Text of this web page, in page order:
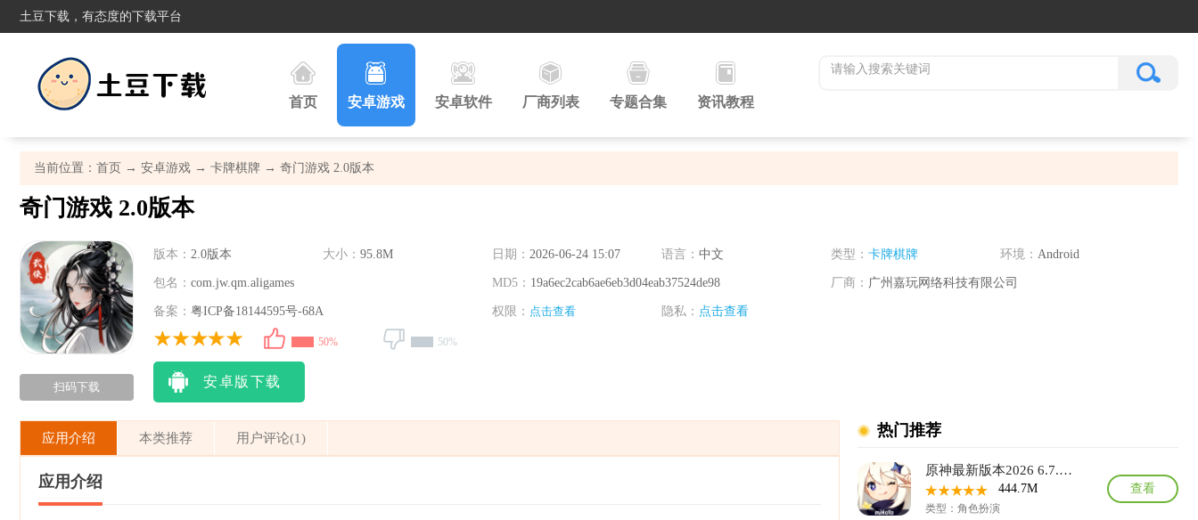
土豆下载，有态度的下载平台
首页 安卓游戏 安卓软件 厂商列表 专题合集 资讯教程
当前位置： 首页 → 安卓游戏 → 卡牌棋牌 → 奇门游戏 2.0版本
奇门游戏 2.0版本
扫码下载
版本： 2.0版本 大小： 95.8M 日期： 2026-06-24 15:07 语言： 中文 类型： 卡牌棋牌 环境： Android
包名： com.jw.qm.aligames MD5： 19a6ec2cab6ae6eb3d04eab37524de98 厂商： 广州嘉玩网络科技有限公司
备案： 粤ICP备18144595号-68A 权限： 点击查看 隐私： 点击查看
50% 50%
安卓版下载
应用介绍 本类推荐 用户评论(1)
应用介绍
热门推荐
原神最新版本2026 6.7.0_45486583_45768959安卓版
444.7M
类型：角色扮演
查看